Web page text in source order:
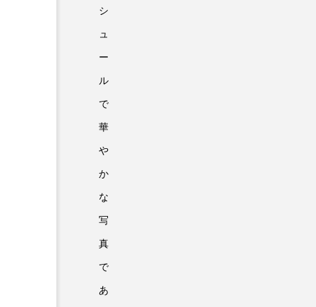
シ
ュ
ー
ル
で
華
や
か
な
写
真
で
あ